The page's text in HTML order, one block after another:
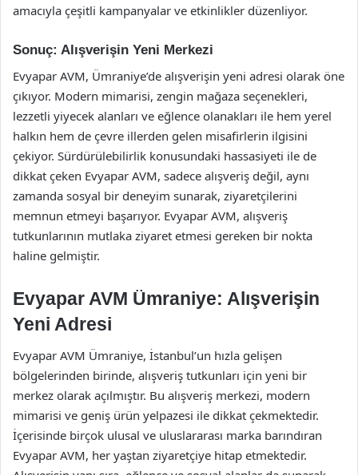
amacıyla çeşitli kampanyalar ve etkinlikler düzenliyor.
Sonuç: Alışverişin Yeni Merkezi
Evyapar AVM, Ümraniye’de alışverişin yeni adresi olarak öne
çıkıyor. Modern mimarisi, zengin mağaza seçenekleri,
lezzetli yiyecek alanları ve eğlence olanakları ile hem yerel
halkın hem de çevre illerden gelen misafirlerin ilgisini
çekiyor. Sürdürülebilirlik konusundaki hassasiyeti ile de
dikkat çeken Evyapar AVM, sadece alışveriş değil, aynı
zamanda sosyal bir deneyim sunarak, ziyaretçilerini
memnun etmeyi başarıyor. Evyapar AVM, alışveriş
tutkunlarının mutlaka ziyaret etmesi gereken bir nokta
haline gelmiştir.
Evyapar AVM Ümraniye: Alışverişin
Yeni Adresi
Evyapar AVM Ümraniye, İstanbul’un hızla gelişen
bölgelerinden birinde, alışveriş tutkunları için yeni bir
merkez olarak açılmıştır. Bu alışveriş merkezi, modern
mimarisi ve geniş ürün yelpazesi ile dikkat çekmektedir.
İçerisinde birçok ulusal ve uluslararası marka barındıran
Evyapar AVM, her yaştan ziyaretçiye hitap etmektedir.